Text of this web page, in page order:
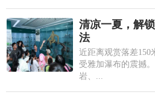
清凉一夏，解
法
近距离观赏落差150
受雅加瀑布的震撼
岩、...